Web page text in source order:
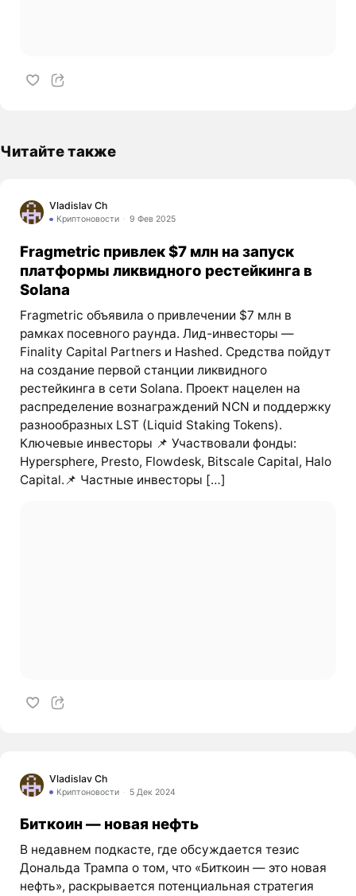
Читайте также
Vladislav Ch
Криптоновости 9 Фев 2025
Fragmetric привлек $7 млн на запуск
платформы ликвидного рестейкинга в
Solana
Fragmetric объявила о привлечении $7 млн в
рамках посевного раунда. Лид-инвесторы —
Finality Capital Partners и Hashed. Средства пойдут
на создание первой станции ликвидного
рестейкинга в сети Solana. Проект нацелен на
распределение вознаграждений NCN и поддержку
разнообразных LST (Liquid Staking Tokens).
Ключевые инвесторы 📌 Участвовали фонды:
Hypersphere, Presto, Flowdesk, Bitscale Capital, Halo
Capital.📌 Частные инвесторы […]
Vladislav Ch
Криптоновости 5 Дек 2024
Биткоин — новая нефть
В недавнем подкасте, где обсуждается тезис
Дональда Трампа о том, что «Биткоин — это новая
нефть», раскрывается потенциальная стратегия